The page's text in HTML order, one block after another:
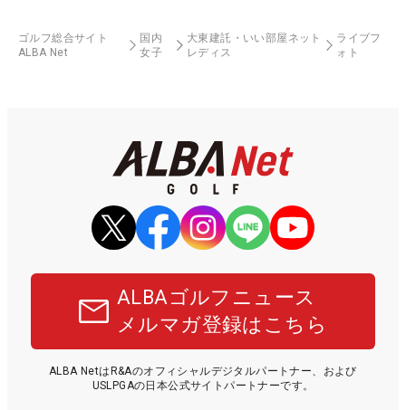
ゴルフ総合サイト
ALBA Net
国内
女子
大東建託・いい部屋ネット
レディス
ライブフ
ォト
ALBAゴルフニュース
メルマガ登録はこちら
ALBA NetはR&Aのオフィシャルデジタルパートナー、および
USLPGAの日本公式サイトパートナーです。